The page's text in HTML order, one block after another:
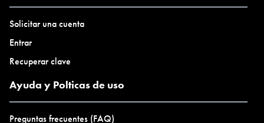
Solicitar una cuenta
Entrar
Recuperar clave
Ayuda y Polticas de uso
Preguntas frecuentes (FAQ)